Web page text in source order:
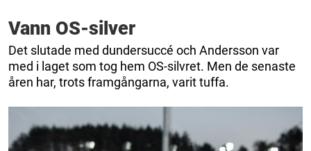
Vann OS-silver
Det slutade med dundersuccé och Andersson var
med i laget som tog hem OS-silvret. Men de senaste
åren har, trots framgångarna, varit tuffa.